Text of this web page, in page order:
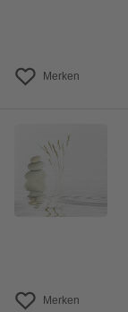
Merken
Merken